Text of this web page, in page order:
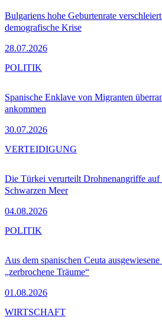
Bulgariens hohe Geburtenrate
demografische Krise
28.07.2026
Spanische Enklave von Migranten
ankommen
30.07.2026
POLITIK
Die Türkei verurteilt Drohnenangriffe
Schwarzen Meer
04.08.2026
VERTEIDIGUNG
Aus dem spanischen Ceuta
„zerbrochene Träume“
01.08.2026
POLITIK
WIRTSCHAFT